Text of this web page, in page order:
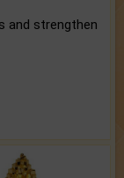
and strengthen